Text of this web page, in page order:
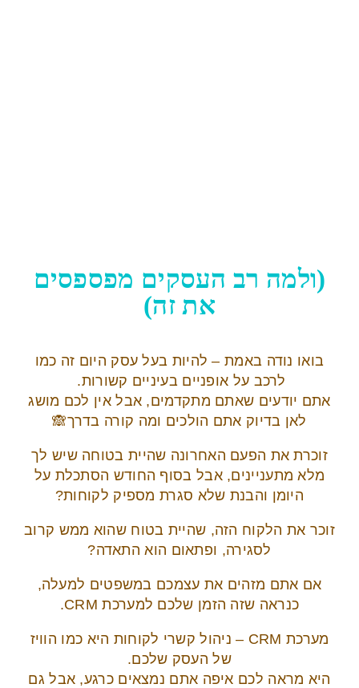
(ולמה רב העסקים מפספסים
את זה)
בואו נודה באמת – להיות בעל עסק היום זה כמו
לרכב על אופניים בעיניים קשורות.
אתם יודעים שאתם מתקדמים, אבל אין לכם מושג
לאן בדיוק אתם הולכים ומה קורה בדרך🙈
זוכרת את הפעם האחרונה שהיית בטוחה שיש לך
מלא מתעניינים, אבל בסוף החודש הסתכלת על
היומן והבנת שלא סגרת מספיק לקוחות?
זוכר את הלקוח הזה, שהיית בטוח שהוא ממש קרוב
לסגירה, ופתאום הוא התאדה?
אם אתם מזהים את עצמכם במשפטים למעלה,
כנראה שזה הזמן שלכם למערכת CRM.
מערכת CRM – ניהול קשרי לקוחות היא כמו הוויז
של העסק שלכם.
היא מראה לכם איפה אתם נמצאים כרגע, אבל גם